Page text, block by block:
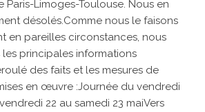
Paris-Limoges-Toulouse. Nous en
désolés.Comme nous le faisons
en pareilles circonstances, nous
principales informations
des faits et les mesures de
en œuvre :Journée du vendredi
22 au samedi 23 maiVers